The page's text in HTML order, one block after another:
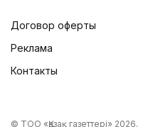
Договор оферты
Реклама
Контакты
© ТОО «Қазақ газеттері» 2026.